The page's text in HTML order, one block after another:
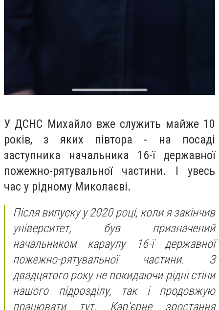
У ДСНС Михайло вже служить майже 10
років, з яких півтора - на посаді
заступника начальника 16-ї державної
пожежно-рятувальної частини. І увесь
час у рідному Миколаєві.
Після випуску у 2020 році, коли я закінчив
університет, був призначений
начальником караулу 16-ї державної
пожежно-рятувальної частини. З
двадцятого року не покидаючи рідні стіни
нашого підрозділу, так і продовжую
працювати тут. Кар'єрне зростання